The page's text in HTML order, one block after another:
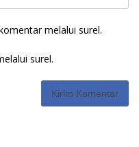
melalui surel.
surel.